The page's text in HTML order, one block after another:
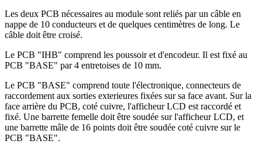
Les deux PCB nécessaires au module sont reliés par un câble en
nappe de 10 conducteurs et de quelques centimètres de long. Le
câble doit être croisé.
Le PCB "IHB" comprend les poussoir et d'encodeur. Il est fixé au
PCB "BASE" par 4 entretoises de 10 mm.
Le PCB "BASE" comprend toute l'électronique, connecteurs de
raccordement aux sorties exterieures fixées sur sa face avant. Sur la
face arrière du PCB, coté cuivre, l'afficheur LCD est raccordé et
fixé. Une barrette femelle doit être soudée sur l'afficheur LCD, et
une barrette mâle de 16 points doit être soudée coté cuivre sur le
PCB "BASE".